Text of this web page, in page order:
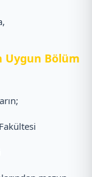
Uygun Bölüm